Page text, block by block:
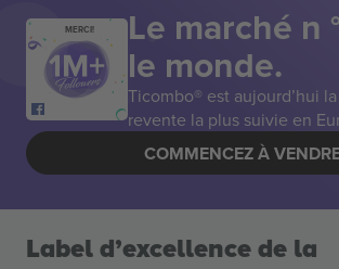
MERCI! Le marché n
le monde.
Ticombo® est aujourd’hui
revente la plus suivie en
COMMENCEZ À
Label d’excellence de la